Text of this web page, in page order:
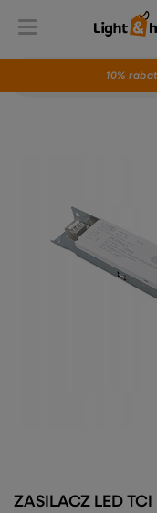
10%
ZASILACZ LED